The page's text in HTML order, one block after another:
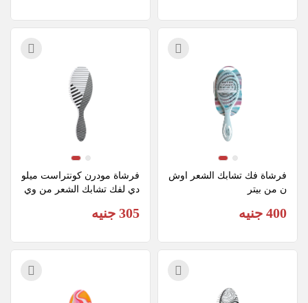
فرشاة فك تشابك الشعر اوش
ن من بيتر
400 جنيه
فرشاة مودرن كونتراست ميلو
دي لفك تشابك الشعر من وي
305 جنيه